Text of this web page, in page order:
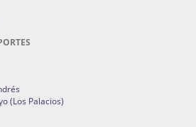
(Los Palacios)